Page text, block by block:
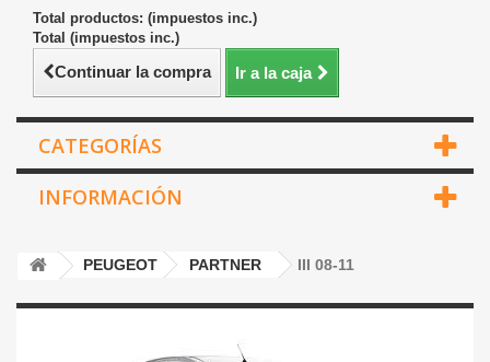
Total productos: (impuestos inc.)
Total (impuestos inc.)
Continuar la compra Ir a la caja
CATEGORÍAS
INFORMACIÓN
PEUGEOT PARTNER III 08-11